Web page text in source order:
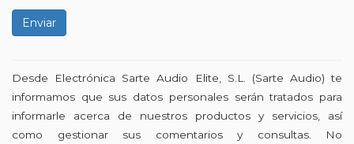
Enviar
Desde Electrónica Sarte Audio Elite, S.L. (Sarte Audio) te
informamos que sus datos personales serán tratados para
informarle acerca de nuestros productos y servicios, así
como gestionar sus comentarios y consultas. No